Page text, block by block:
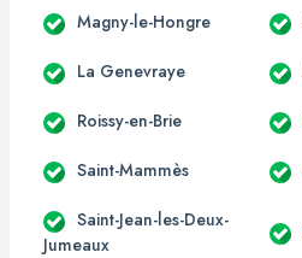
Magny-le-Hongre
La Genevraye
Roissy-en-Brie
Saint-Mammès
Saint-Jean-les-Deux-
Jumeaux